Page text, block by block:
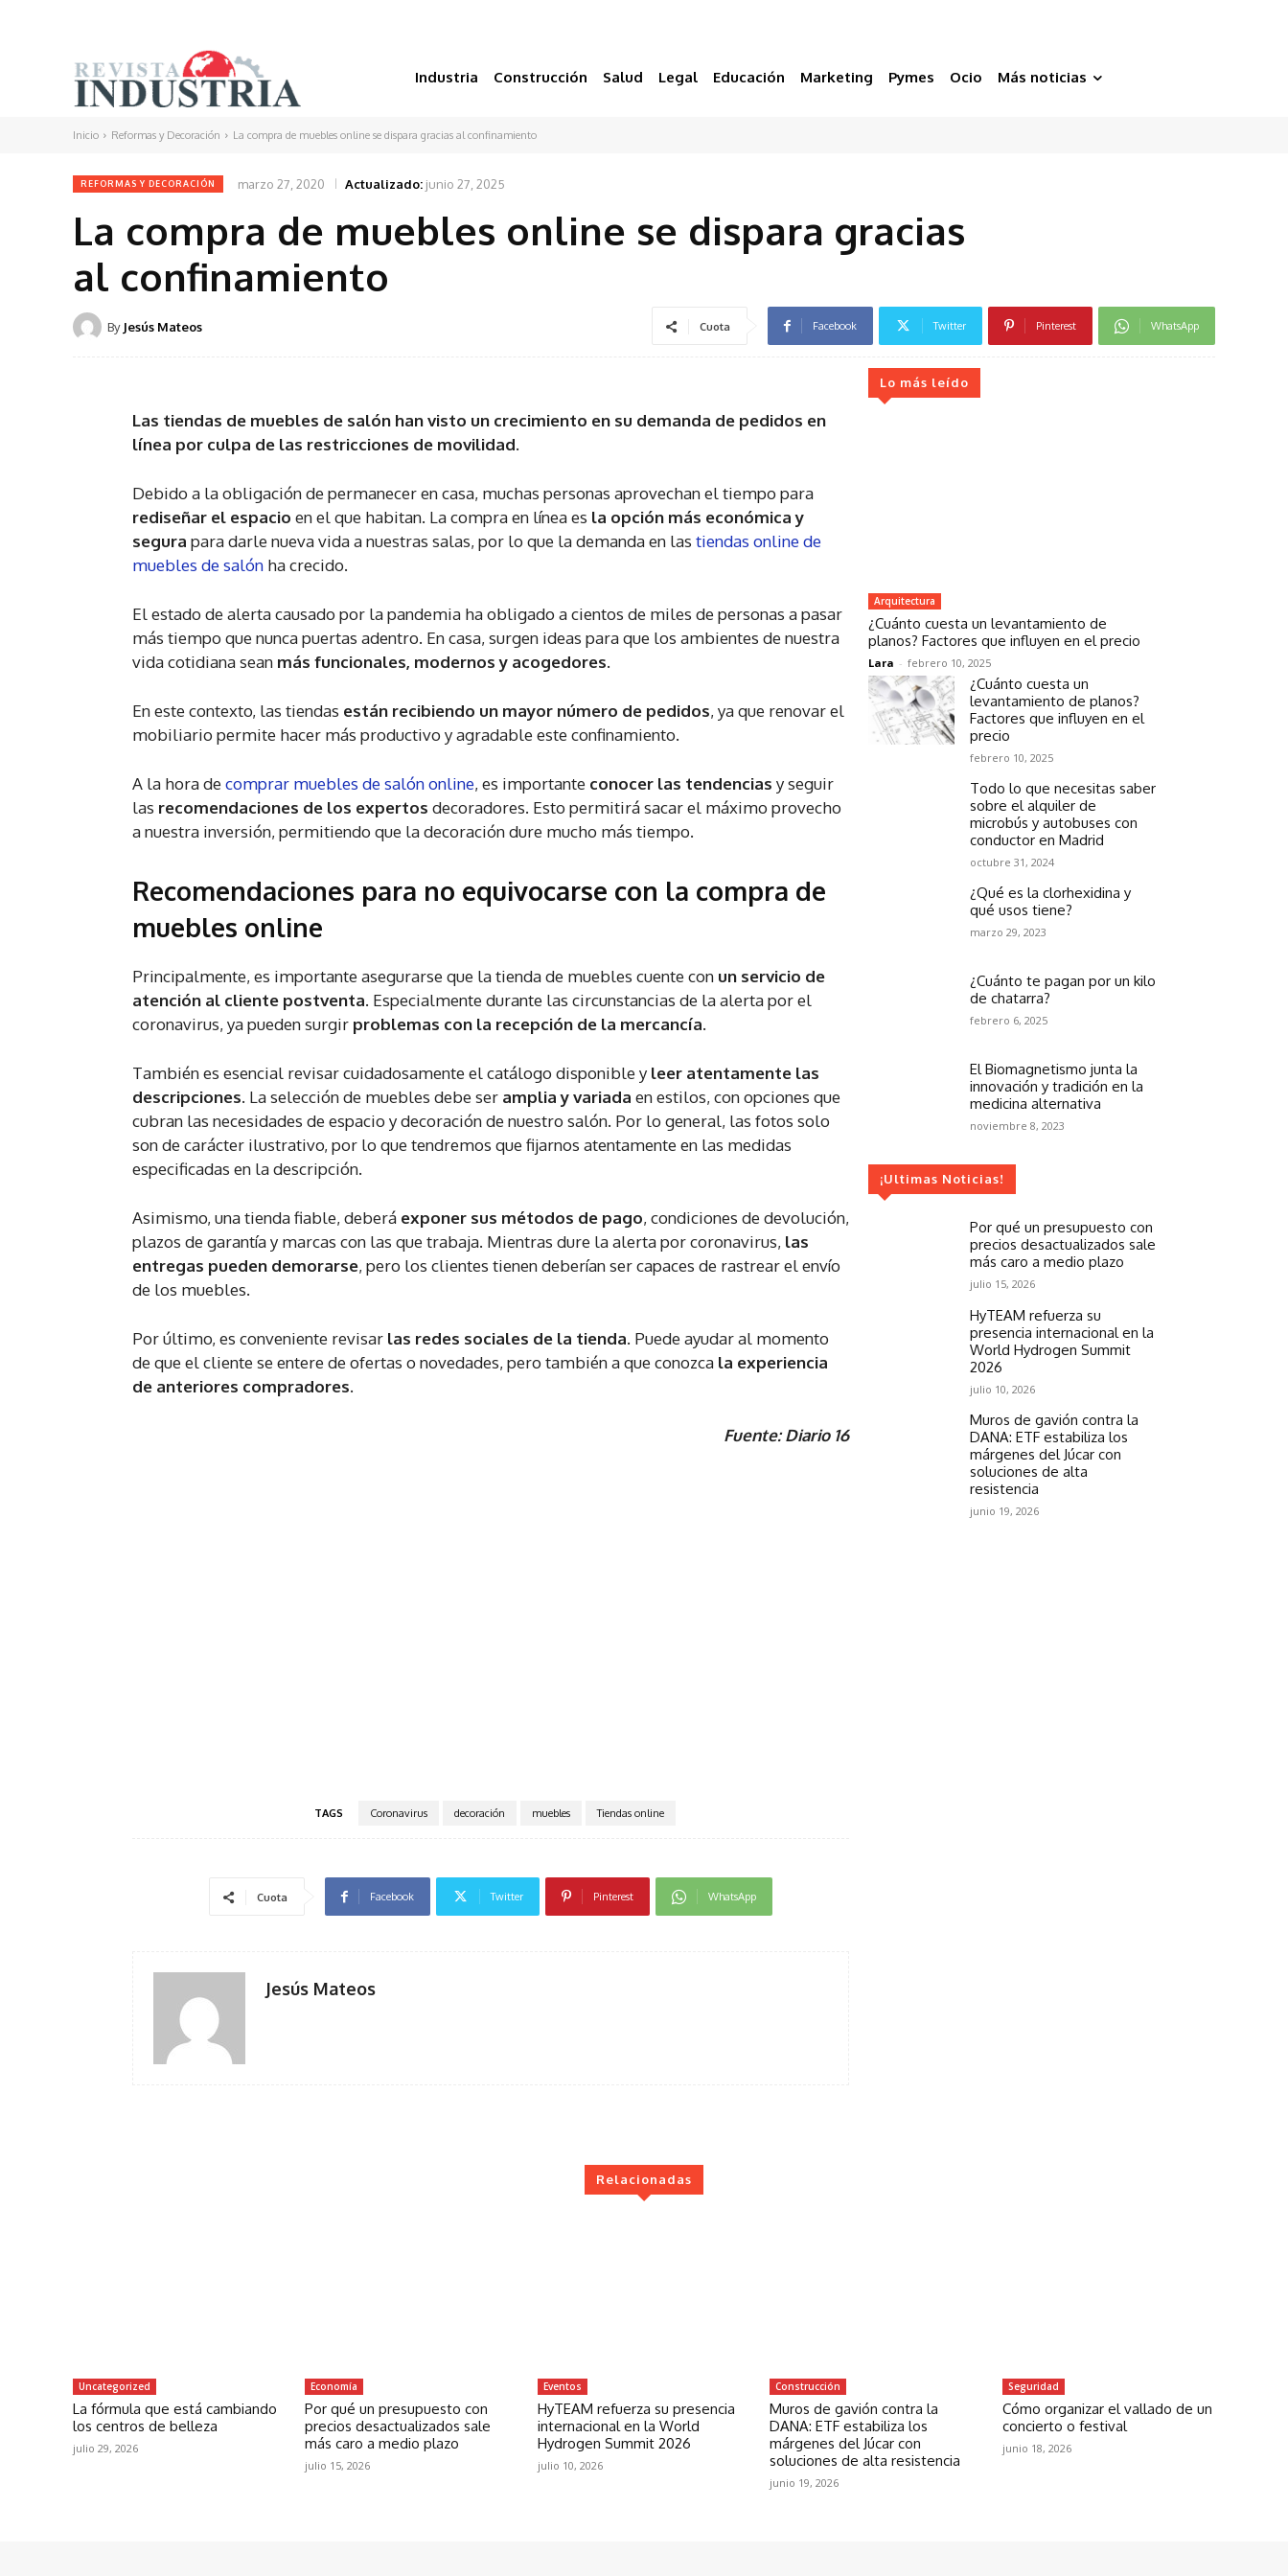
Industria Construcción Salud Legal Educación Marketing Pymes Ocio Más noticias
Inicio Reformas y Decoración La compra de muebles online se dispara gracias al confinamiento
REFORMAS Y DECORACIÓN marzo 27, 2020 Actualizado: junio 27, 2025
La compra de muebles online se dispara gracias
al confinamiento
By Jesús Mateos Cuota Facebook Twitter Pinterest WhatsApp
Las tiendas de muebles de salón han visto un crecimiento en su demanda de pedidos en
línea por culpa de las restricciones de movilidad.
Debido a la obligación de permanecer en casa, muchas personas aprovechan el tiempo para
rediseñar el espacio en el que habitan. La compra en línea es la opción más económica y
segura para darle nueva vida a nuestras salas, por lo que la demanda en las tiendas online de
muebles de salón ha crecido.
El estado de alerta causado por la pandemia ha obligado a cientos de miles de personas a pasar
más tiempo que nunca puertas adentro. En casa, surgen ideas para que los ambientes de nuestra
vida cotidiana sean más funcionales, modernos y acogedores.
En este contexto, las tiendas están recibiendo un mayor número de pedidos, ya que renovar el
mobiliario permite hacer más productivo y agradable este confinamiento.
A la hora decomprar muebles de salón online, es importante conocer las tendencias y seguir
las recomendaciones de los expertos decoradores. Esto permitirá sacar el máximo provecho
a nuestra inversión, permitiendo que la decoración dure mucho más tiempo.
Recomendaciones para no equivocarse con la compra de
muebles online
Principalmente, es importante asegurarse que la tienda de muebles cuente con un servicio de
atención al cliente postventa. Especialmente durante las circunstancias de la alerta por el
coronavirus, ya pueden surgir problemas con la recepción de la mercancía.
También es esencial revisar cuidadosamente el catálogo disponible y leer atentamente las
descripciones. La selección de muebles debe ser amplia y variada en estilos, con opciones que
cubran las necesidades de espacio y decoración de nuestro salón. Por lo general, las fotos solo
son de carácter ilustrativo, por lo que tendremos que fijarnos atentamente en las medidas
especificadas en la descripción.
Asimismo, una tienda fiable, deberá exponer sus métodos de pago, condiciones de devolución,
plazos de garantía y marcas con las que trabaja. Mientras dure la alerta por coronavirus, las
entregas pueden demorarse, pero los clientes tienen deberían ser capaces de rastrear el envío
de los muebles.
Por último, es conveniente revisar las redes sociales de la tienda. Puede ayudar al momento
de que el cliente se entere de ofertas o novedades, pero también a que conozca la experiencia
de anteriores compradores.
Fuente: Diario 16
TAGS Coronavirus decoración muebles Tiendas online
Cuota Facebook Twitter Pinterest WhatsApp
Jesús Mateos
Lo más leído
Arquitectura
¿Cuánto cuesta un levantamiento de
planos? Factores que influyen en el precio
Lara - febrero 10, 2025
¿Cuánto cuesta un
levantamiento de planos?
Factores que influyen en el
precio
febrero 10, 2025
Todo lo que necesitas saber
sobre el alquiler de
microbús y autobuses con
conductor en Madrid
octubre 31, 2024
¿Qué es la clorhexidina y
qué usos tiene?
marzo 29, 2023
¿Cuánto te pagan por un kilo
de chatarra?
febrero 6, 2025
El Biomagnetismo junta la
innovación y tradición en la
medicina alternativa
noviembre 8, 2023
¡Ultimas Noticias!
Por qué un presupuesto con
precios desactualizados sale
más caro a medio plazo
julio 15, 2026
HyTEAM refuerza su
presencia internacional en la
World Hydrogen Summit
2026
julio 10, 2026
Muros de gavión contra la
DANA: ETF estabiliza los
márgenes del Júcar con
soluciones de alta
resistencia
junio 19, 2026
Relacionadas
Uncategorized
La fórmula que está cambiando
los centros de belleza
julio 29, 2026
Economía
Por qué un presupuesto con
precios desactualizados sale
más caro a medio plazo
julio 15, 2026
Eventos
HyTEAM refuerza su presencia
internacional en la World
Hydrogen Summit 2026
julio 10, 2026
Construcción
Muros de gavión contra la
DANA: ETF estabiliza los
márgenes del Júcar con
soluciones de alta resistencia
junio 19, 2026
Seguridad
Cómo organizar el vallado de un
concierto o festival
junio 18, 2026